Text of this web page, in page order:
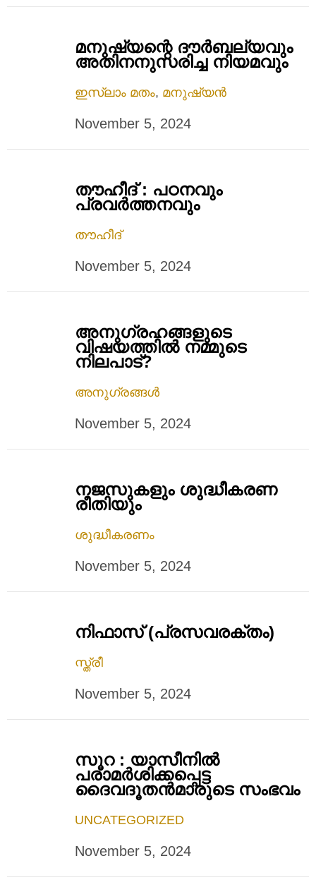
മനുഷ്യന്റെ ദൗര്‍ബല്യവും
അതിനനുസരിച്ച നിയമവും
ഇസ്ലാം മതം, മനുഷ്യൻ
November 5, 2024
തൗഹീദ് : പഠനവും
പ്രവര്‍ത്തനവും
തൗഹീദ്
November 5, 2024
അനുഗ്രഹങ്ങളുടെ
വിഷയത്തിൽ നമ്മുടെ
നിലപാട്?
അനുഗ്രങ്ങൾ
November 5, 2024
നജസുകളും ശുദ്ധീകരണ
രീതിയും
ശുദ്ധീകരണം
November 5, 2024
നിഫാസ് (പ്രസവരക്തം)
സ്ത്രീ
November 5, 2024
സൂറ : യാസീനിൽ
പരാമര്‍ശിക്കപ്പെട്ട
ദൈവദൂതൻമാരുടെ സംഭവം
UNCATEGORIZED
November 5, 2024